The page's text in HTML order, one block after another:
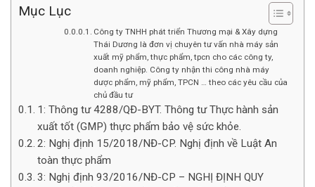
Mục Lục
Công ty TNHH phát triển Thương mại & Xây dựng
Thái Dương là đơn vị chuyên tư vấn nhà máy sản
xuất mỹ phẩm, thực phẩm, tpcn cho các công ty,
doanh nghiệp. Công ty nhận thi công nhà máy
dược phẩm, mỹ phẩm, TPCN … theo các yêu cầu của
chủ đầu tư
1: Thông tư 4288/QĐ-BYT. Thông tư Thực hành sản
xuất tốt (GMP) thực phẩm bảo vệ sức khỏe.
2: Nghị định 15/2018/NĐ-CP. Nghị định về Luật An
toàn thực phẩm
3: Nghị định 93/2016/NĐ-CP – NGHỊ ĐỊNH QUY